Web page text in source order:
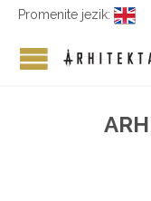
Promenite jezik: